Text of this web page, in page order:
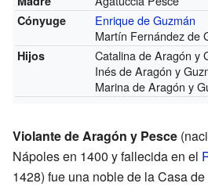
Cónyuge
Enrique de Guzmán
Martín Fernández de
Hijos
Catalina de Aragón y
Inés de Aragón y
Marina de Aragón y
Violante de Aragón y Pesce
Nápoles en 1400 y fallecida en el
1428) fue una noble de la Casa